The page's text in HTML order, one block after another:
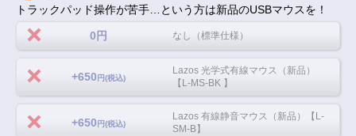
トラックパッド操作が苦手…という方は新品のUSBマウスを！
0円 なし（標準仕様）
+650 円(税込)
Lazos 光学式有線マウス（新品）
【L-MS-BK 】
+650 円(税込)
Lazos 有線静音マウス（新品）【L-
SM-B】